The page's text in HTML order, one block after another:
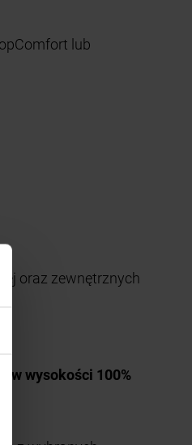
lub
oraz zewnętrznych
w wysokości 100%